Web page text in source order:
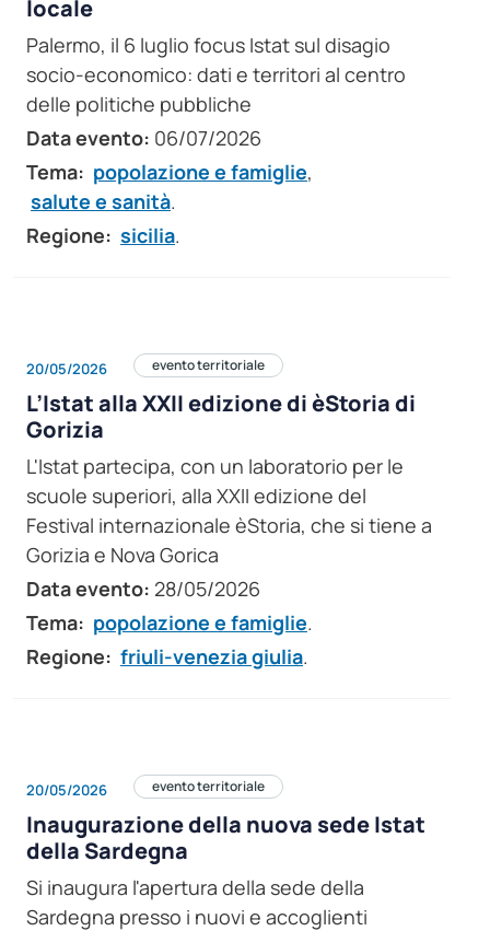
locale
Palermo, il 6 luglio focus Istat sul disagio
socio-economico: dati e territori al centro
delle politiche pubbliche
Data evento: 06/07/2026
Tema: popolazione e famiglie,
salute e sanità.
Regione: sicilia.
20/05/2026 evento territoriale
L’Istat alla XXII edizione di èStoria di
Gorizia
L'Istat partecipa, con un laboratorio per le
scuole superiori, alla XXII edizione del
Festival internazionale èStoria, che si tiene a
Gorizia e Nova Gorica
Data evento: 28/05/2026
Tema: popolazione e famiglie.
Regione: friuli-venezia giulia.
20/05/2026 evento territoriale
Inaugurazione della nuova sede Istat
della Sardegna
Si inaugura l'apertura della sede della
Sardegna presso i nuovi e accoglienti